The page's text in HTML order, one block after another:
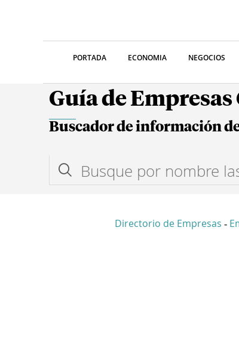
PORTADA ECONOMIA NEGOCIOS
Guía de
Buscador de información
Directorio de Empresas -